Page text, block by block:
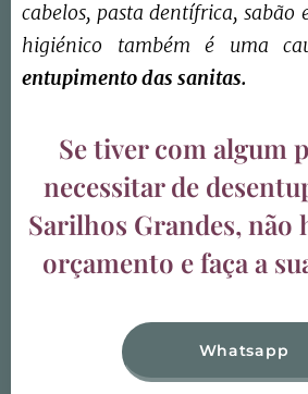
cabelos, pasta dentífrica, sabão
higiénico também é uma
entupimento das sanitas.
Se tiver com algum
necessitar de
Sarilhos Grandes, não
orçamento e faça a
Whatsapp